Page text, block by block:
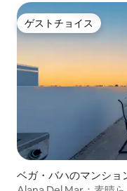
ゲストチョイス
ゲストチョイス
ベガ・バハのマンショ